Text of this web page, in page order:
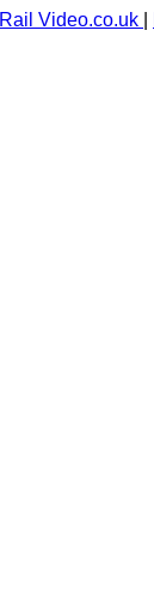
Rail Video.co.uk